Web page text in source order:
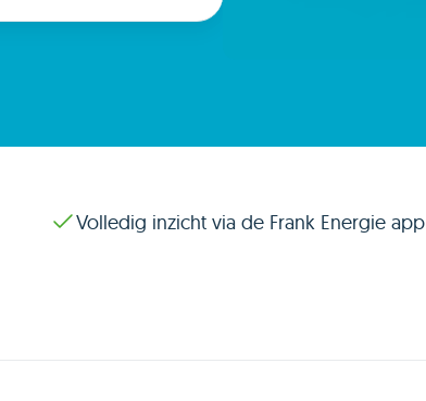
Volledig inzicht via de Frank Energie app